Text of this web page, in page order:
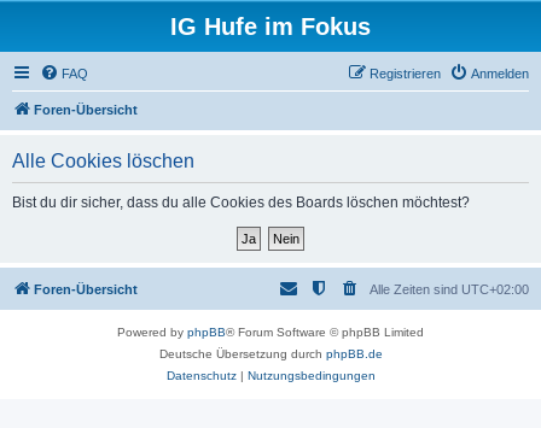
IG Hufe im Fokus
FAQ Anmelden
Registrieren
Foren-Übersicht
Alle Cookies löschen
Bist du dir sicher, dass du alle Cookies des Boards löschen möchtest?
Foren-Übersicht Alle Zeiten sind UTC+02:00
Powered by phpBB® Forum Software © phpBB Limited
Deutsche Übersetzung durch phpBB.de
Datenschutz| Nutzungsbedingungen